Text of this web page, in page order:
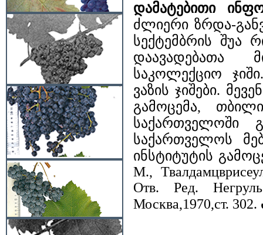
დამატებითი
ძლიერი ზრდა-
სექტემბრის შუა
საკოლექციო
ვაზის ჯიშები.
გამოცემა,
საქართველოში
საქართველოს
ინსტიტუტის
М.,
Отв. Ред.
Москва,1970,ст. 302.